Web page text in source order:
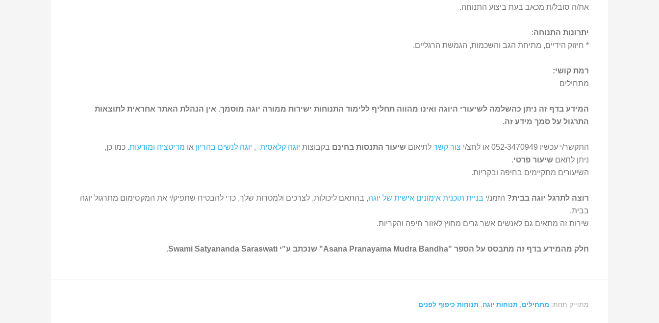
את/ה סובל/ת מכאב בעת ביצוע התנוחה.
יתרונות התנוחה:
* חיזוק הידיים, מתיחת הגב והשכמות, הגמשת הרגליים.
רמת קושי:
מתחילים
המידע בדף זה ניתן כהשלמה לשיעורי היוגה ואינו מהווה תחליף ללימוד התנוחות ישירות ממורה יוגה מוסמך. אין הנהלת האתר אחראית לתוצאות
התרגול על סמך מידע זה.
התקשר/י עכשיו 052-3470949 או לחצ/י צור קשר לתיאום שיעור התנסות בחינם בקבוצות יוגה קלאסית , יוגה לנשים בהריון או מדיטציה ומודעות. כמו כן,
ניתן לתאם שיעור פרטי.
השיעורים מתקיימים בחיפה ובקריות.
רוצה לתרגל יוגה בבית? הזמנ/י בניית תוכנית אימונים אישית של יוגה, בהתאם ליכולות, לצרכים ולמטרות שלך, כדי להבטיח שתפיק/י את המקסימום מתרגול יוגה
בבית.
שירות זה מתאים גם לאנשים אשר גרים מחוץ לאזור חיפה והקריות.
חלק מהמידע בדף זה מתבסס על הספר "Asana Pranayama Mudra Bandha" שנכתב ע"י Swami Satyananda Saraswati.
מתוייק תחת: מתחילים תנוחות יוגה תנוחות כיפוף לפנים